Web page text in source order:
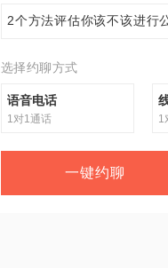
2个方法评估你该不该进行
选择约聊方式
语音电话
1对1通话
1
一键约聊